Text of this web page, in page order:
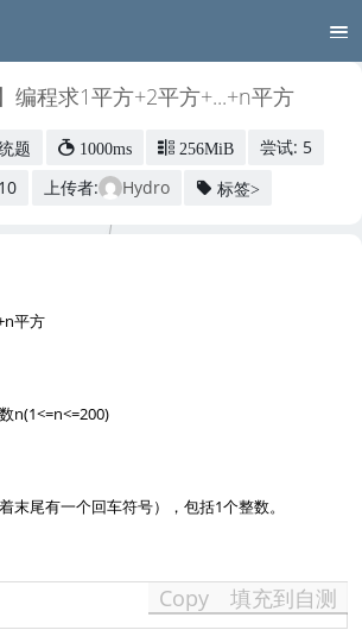
编程求1平方+2平方+...+n平方
题 1000ms 256MiB
尝试: 5
上传者: Hydro 标签>
平方
n(1<=n<=200)
末尾有一个回车符号），包括1个整数。
Copy 填充到自测